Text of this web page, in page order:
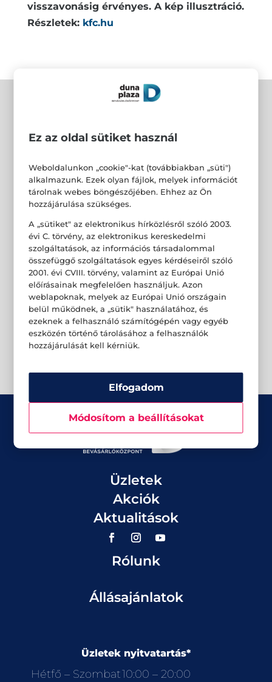
visszavonásig érvényes. A kép illusztráció.
Részletek: kfc.hu
Üzletek
Akciók
Aktualitások
Rólunk
Állásajánlatok
Üzletek nyitvatartás*
Hétfő – Szombat10:00 – 20:00
Ez az oldal sütiket használ
Weboldalunkon „cookie"-kat (továbbiakban „süti")
alkalmazunk. Ezek olyan fájlok, melyek információt
tárolnak webes böngészőjében. Ehhez az Ön
hozzájárulása szükséges.
A „sütiket" az elektronikus hírközlésről szóló 2003.
évi C. törvény, az elektronikus kereskedelmi
szolgáltatások, az információs társadalommal
összefüggő szolgáltatások egyes kérdéseiről szóló
2001. évi CVIII. törvény, valamint az Európai Unió
előírásainak megfelelően használjuk. Azon
weblapoknak, melyek az Európai Unió országain
belül működnek, a „sütik" használatához, és
ezeknek a felhasználó számítógépén vagy egyéb
eszközén történő tárolásához a felhasználók
hozzájárulását kell kérniük.
Elfogadom
Módosítom a beállításokat